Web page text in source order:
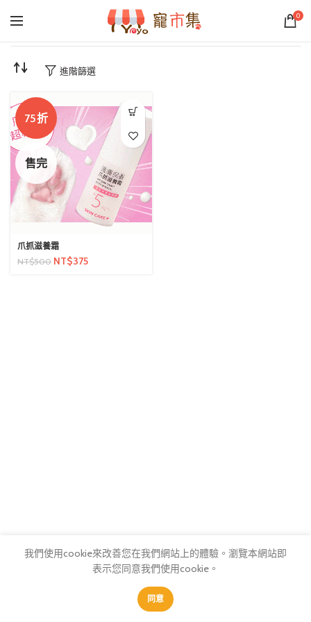
0
進階篩選
75折
售完
爪抓滋養霜
NT$500 NT$375
我的最愛
我們使用cookie來改善您在我們網站上的體驗。 瀏覽本網站即
表示您同意我們使用cookie。
同意